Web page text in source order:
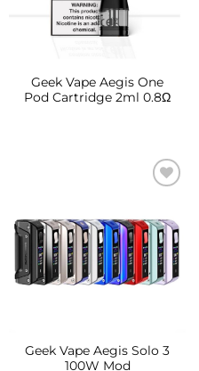
Geek Vape Aegis One
Pod Cartridge 2ml 0.8Ω
επιθυμιών
Geek Vape Aegis Solo 3
100W Mod